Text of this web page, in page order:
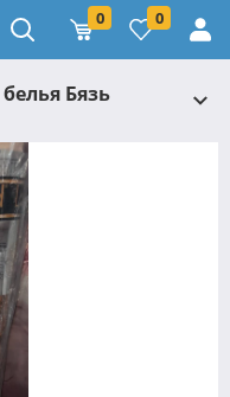
0 0
Бязь